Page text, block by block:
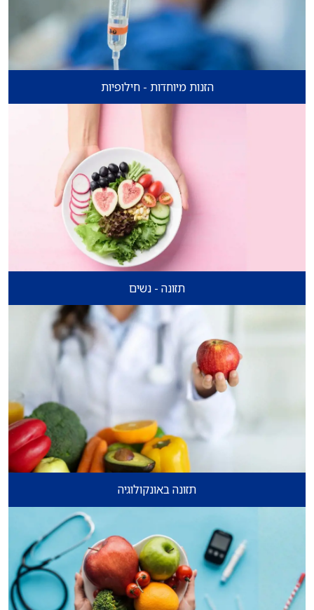
הזנות מיוחדות - חילופיות
תזונה - נשים
תזונה באונקולוגיה